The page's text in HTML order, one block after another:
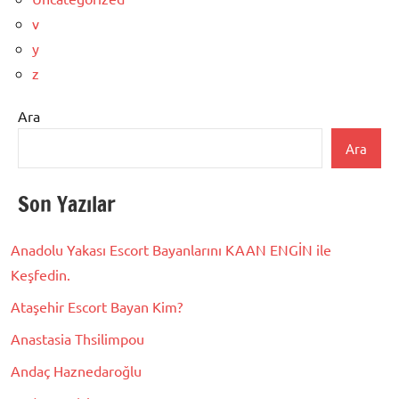
v
y
z
Ara
Ara
Son Yazılar
Anadolu Yakası Escort Bayanlarını KAAN ENGİN ile
Keşfedin.
Ataşehir Escort Bayan Kim?
Anastasia Thsilimpou
Andaç Haznedaroğlu